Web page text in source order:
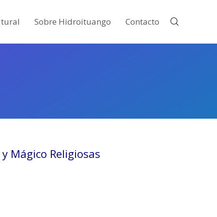
Sobre Hidroituango Contacto
Mágico Religiosas